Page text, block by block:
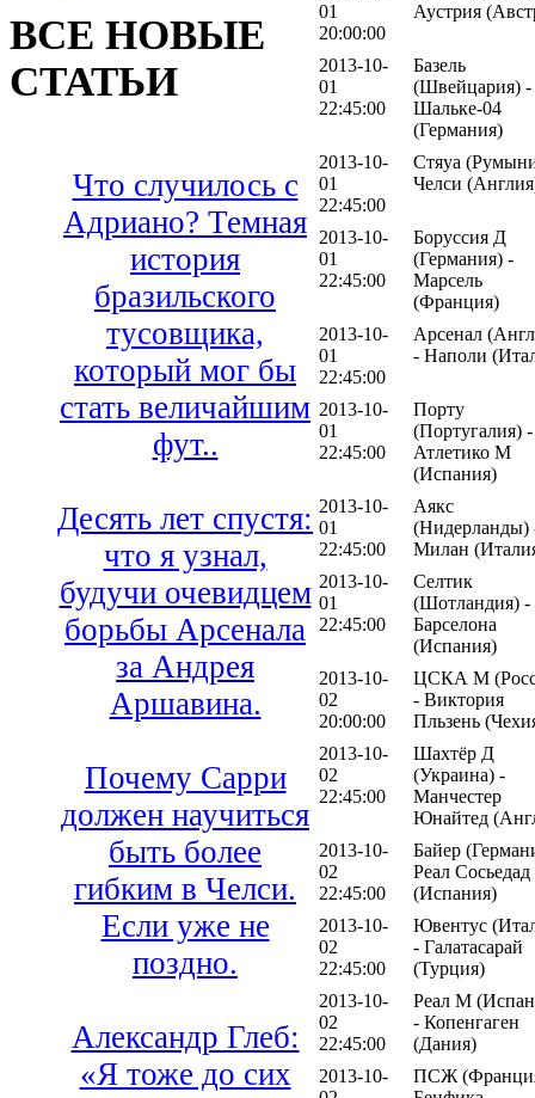
ВСЕ НОВЫЕ
СТАТЬИ
Что случилось с
Адриано? Темная
история
бразильского
тусовщика,
который мог бы
стать величайшим
фут..
Десять лет спустя:
что я узнал,
будучи очевидцем
борьбы Арсенала
за Андрея
Аршавина.
Почему Сарри
должен научиться
быть более
гибким в Челси.
Если уже не
поздно.
Александр Глеб:
«Я тоже до сих
01
20:00:00
Аустрия
2013-10-
01
22:45:00
Базель
(Швейцария) -
Шальке-04
(Германия)
2013-10-
01
22:45:00
Стяуа
Челси
2013-10-
01
22:45:00
Боруссия Д
(Германия) -
Марсель
(Франция)
2013-10-
01
22:45:00
Арсенал
- Наполи
2013-10-
01
22:45:00
Порту
(Португалия) -
Атлетико М
(Испания)
2013-10-
01
22:45:00
Аякс
(Нидерланды)
Милан
2013-10-
01
22:45:00
Селтик
(Шотландия) -
Барселона
(Испания)
2013-10-
02
20:00:00
ЦСКА М
- Виктория
Пльзень
2013-10-
02
22:45:00
Шахтёр Д
(Украина) -
Манчестер
Юнайтед
2013-10-
02
22:45:00
Байер
Реал Сосьедад
(Испания)
2013-10-
02
22:45:00
Ювентус
- Галатасарай
(Турция)
2013-10-
02
22:45:00
Реал М
- Копенгаген
(Дания)
2013-10-
ПСЖ